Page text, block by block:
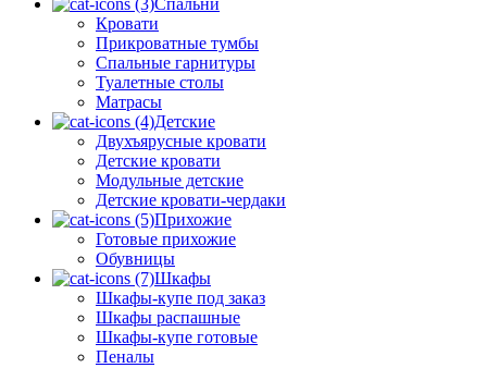
Спальни
Кровати
Прикроватные тумбы
Спальные гарнитуры
Туалетные столы
Матрасы
Детские
Двухъярусные кровати
Детские кровати
Модульные детские
Детские кровати-чердаки
Прихожие
Готовые прихожие
Обувницы
Шкафы
Шкафы-купе под заказ
Шкафы распашные
Шкафы-купе готовые
Пеналы